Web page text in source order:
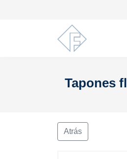
Tapones
Atrás